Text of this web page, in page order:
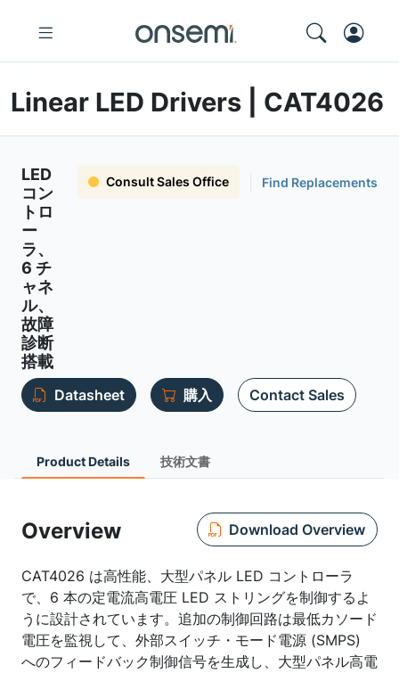
Linear LED Drivers | CAT4026
LED
コン
トロ
ー
ラ、
6 チ
ャネ
ル、
故障
診断
搭載
Consult Sales Office Find Replacements
Datasheet 購入 Contact Sales
Product Details 技術文書
Overview Download Overview
CAT4026 は高性能、大型パネル LED コントローラ
で、6 本の定電流高電圧 LED ストリングを制御するよ
うに設計されています。追加の制御回路は最低カソード
電圧を監視して、外部スイッチ・モード電源 (SMPS)
へのフィードバック制御信号を生成し、大型パネル高電